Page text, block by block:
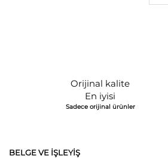
Orijinal kalite
En iyisi
Sadece orijinal ürünler
BELGE VE İŞLEYIŞ